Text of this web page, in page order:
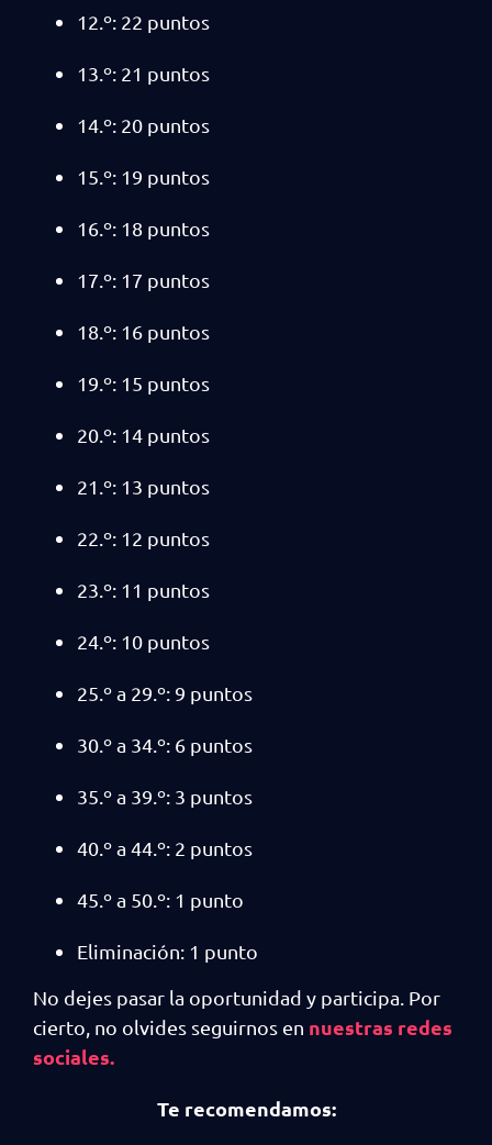
12.º: 22 puntos
13.º: 21 puntos
14.º: 20 puntos
15.º: 19 puntos
16.º: 18 puntos
17.º: 17 puntos
18.º: 16 puntos
19.º: 15 puntos
20.º: 14 puntos
21.º: 13 puntos
22.º: 12 puntos
23.º: 11 puntos
24.º: 10 puntos
25.º a 29.º: 9 puntos
30.º a 34.º: 6 puntos
35.º a 39.º: 3 puntos
40.º a 44.º: 2 puntos
45.º a 50.º: 1 punto
Eliminación: 1 punto
No dejes pasar la oportunidad y participa. Por
cierto, no olvides seguirnos en nuestras redes
sociales.
Te recomendamos: